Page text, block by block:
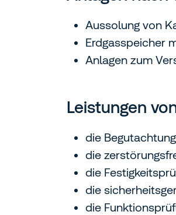
Aussolung von
Erdgasspeicher
Anlagen zum
Leistungen
die
die
die
die
die